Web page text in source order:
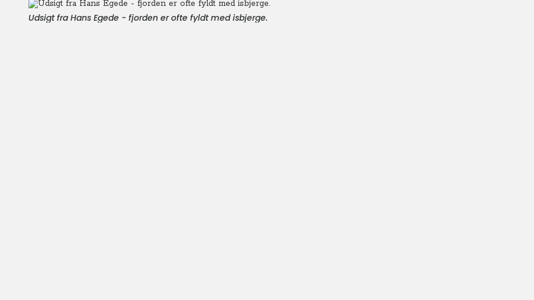
Udsigt fra Hans Egede - fjorden er ofte fyldt med isbjerge.